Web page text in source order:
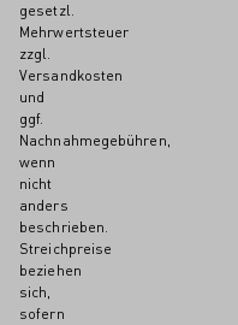
gesetzl.
Mehrwertsteuer
zzgl.
Versandkosten
und
ggf.
Nachnahmegebühren,
wenn
nicht
anders
beschrieben.
Streichpreise
beziehen
sich,
sofern